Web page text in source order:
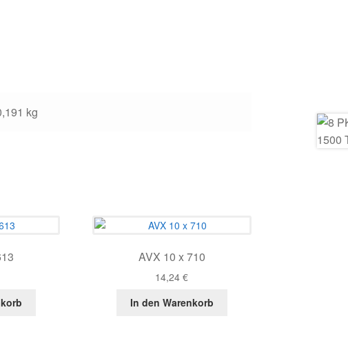
kg
AVX 10 x 710
14,24€
In den Warenkorb